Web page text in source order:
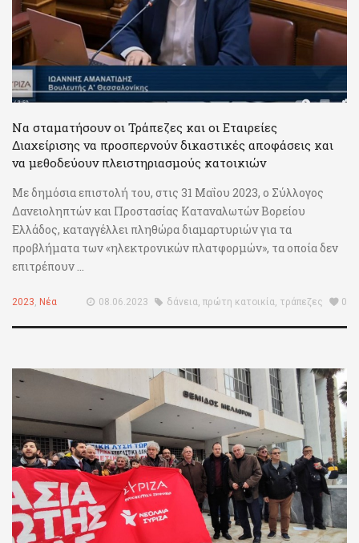
Να σταματήσουν οι Τράπεζες και οι Εταιρείες
Διαχείρισης να προσπερνούν δικαστικές αποφάσεις και
να μεθοδεύουν πλειστηριασμούς κατοικιών
Με δημόσια επιστολή του, στις 31 Μαΐου 2023, ο Σύλλογος
Δανειοληπτών και Προστασίας Καταναλωτών Βορείου
Ελλάδος, καταγγέλλει πληθώρα διαμαρτυριών για τα
προβλήματα των «ηλεκτρονικών πλατφορμών», τα οποία δεν
επιτρέπουν ...
2023, Νέα 08.06.2023 δάνεια, πρώτη κατοικία, τράπεζες 0